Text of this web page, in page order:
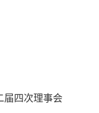
届四次理事会